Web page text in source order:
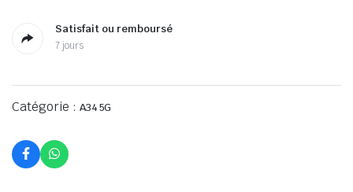
Satisfait ou remboursé
7 jours
Catégorie : A34 5G